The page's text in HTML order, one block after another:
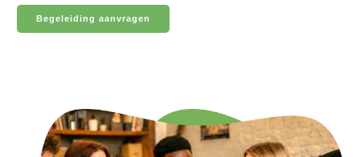
Begeleiding aanvragen